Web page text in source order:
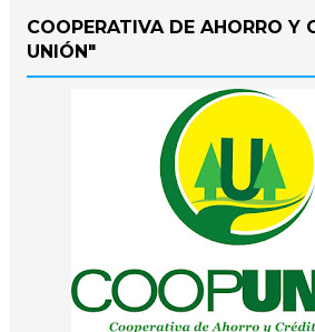
COOPERATIVA DE AHORRO Y
UNIÓN"